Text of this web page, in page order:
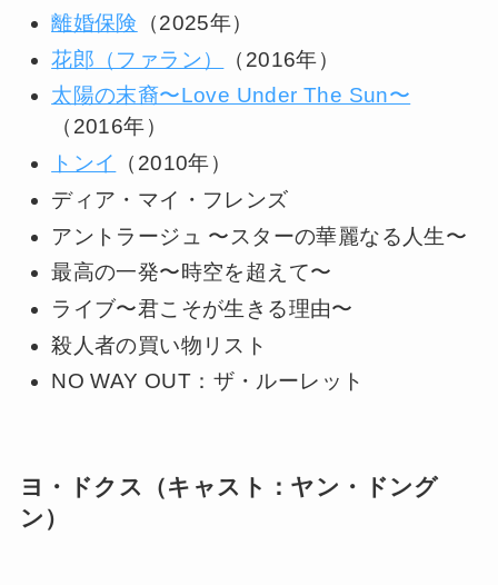
離婚保険 （2025年）
花郎（ファラン）
（2016年）
太陽の末裔〜Love Under The Sun〜
（2016年）
トンイ
（2010年）
ディア・マイ・フレンズ
アントラージュ 〜スターの華麗なる人生〜
最高の一発〜時空を超えて〜
ライブ〜君こそが生きる理由〜
殺人者の買い物リスト
NO WAY OUT：ザ・ルーレット
ヨ・ドクス（キャスト：ヤン・ドング
ン）